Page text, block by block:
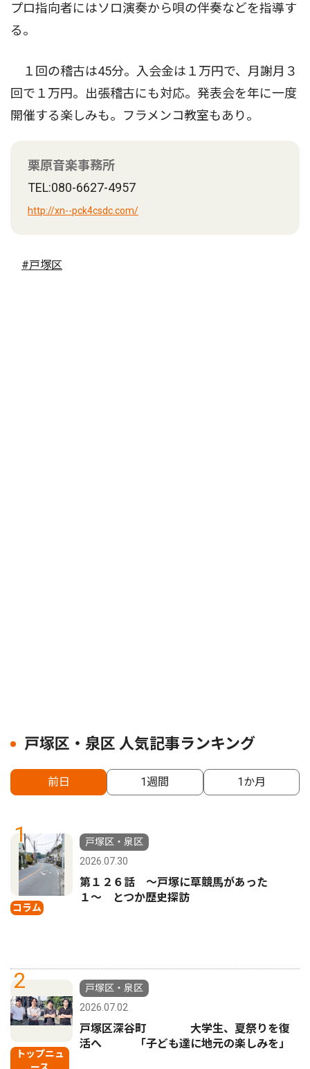
プロ指向者にはソロ演奏から唄の伴奏などを指導す
る。
１回の稽古は45分。入会金は１万円で、月謝月３
回で１万円。出張稽古にも対応。発表会を年に一度
開催する楽しみも。フラメンコ教室もあり。
栗原音楽事務所
TEL:080-6627-4957
http://xn--pck4csdc.com/
#戸塚区
戸塚区・泉区 人気記事ランキング
前日 1週間 1か月
1
コラム
戸塚区・泉区
2026.07.30
第１２６話 〜戸塚に草競馬があった
１〜 とつか歴史探訪
2
トップニュ
戸塚区・泉区
2026.07.02
戸塚区深谷町 大学生、夏祭りを復
活へ 「子ども達に地元の楽しみを」